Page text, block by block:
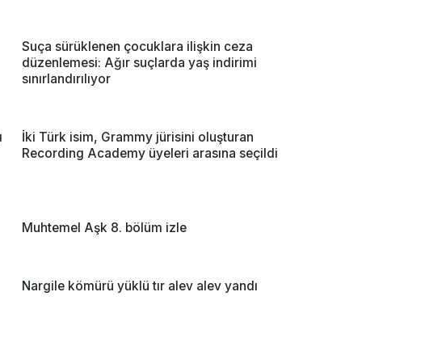
Suça sürüklenen çocuklara ilişkin ceza
düzenlemesi: Ağır suçlarda yaş indirimi
sınırlandırılıyor
İki Türk isim, Grammy jürisini oluşturan
Recording Academy üyeleri arasına seçildi
Muhtemel Aşk 8. bölüm izle
Nargile kömürü yüklü tır alev alev yandı